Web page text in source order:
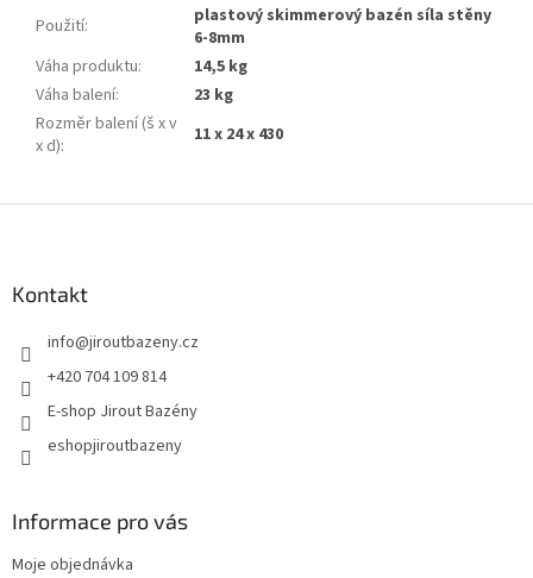
Použití:
plastový skimmerový bazén síla stěny
6-8mm
Váha produktu:
14,5 kg
Váha balení:
23 kg
Rozměr balení (š x v
x d): 11 x 24 x 430
Kontakt
info@jiroutbazeny.cz
+420 704 109 814
E-shop Jirout Bazény
eshopjiroutbazeny
Informace pro vás
Moje objednávka